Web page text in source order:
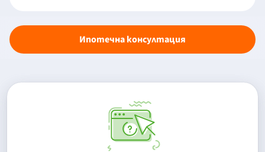
Ипотечна консултация